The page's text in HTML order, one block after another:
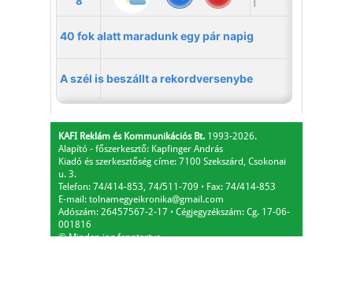
KAFI Reklám és Kommunikációs Bt. 1993-2026.
Alapító - főszerkesztő: Kapfinger András
Kiadó és szerkesztőség címe: 7100 Szekszárd, Csokonai
u. 3.
Telefon: 74/414-853, 74/511-709 ⋅ Fax: 74/414-853
E-mail: tolnamegyeikronika@gmail.com
Adószám: 26457567-2-17 ⋅ Cégjegyzékszám: Cg. 17-06-
001816
© Minden jog fenntartva.